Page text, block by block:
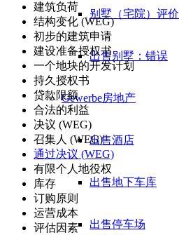
别墅（宅院）评价
出售别墅：错误
Gewerbe房地产
出售酒店
出售地下车库
出售停车场
建筑负荷
结构变化 (WEG)
初步的建筑申请
建设准备授权书
一个地块的开发计划
持久授权书
贷款限额
合法的利益
决议 (WEG)
召集人 (WEG)
通过决议 (WEG)
有限个人地役权
库存
订购原则
运营成本
评估因素